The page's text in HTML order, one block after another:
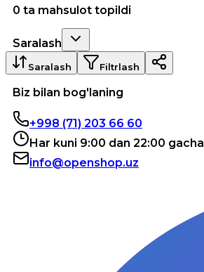
0 ta mahsulot topildi
Saralash
Saralash Filtrlash
Biz bilan bog'laning
+998 (71) 203 66 60
Har kuni 9:00 dan 22:00 gacha
info@openshop.uz